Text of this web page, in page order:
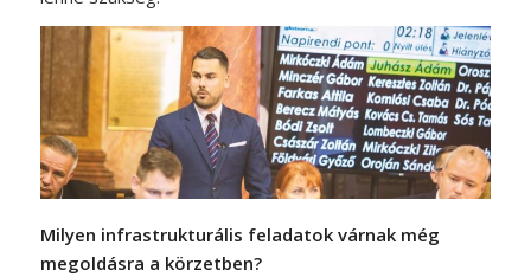
Milyen infrastrukturális feladatok várnak még
megoldásra a körzetben?